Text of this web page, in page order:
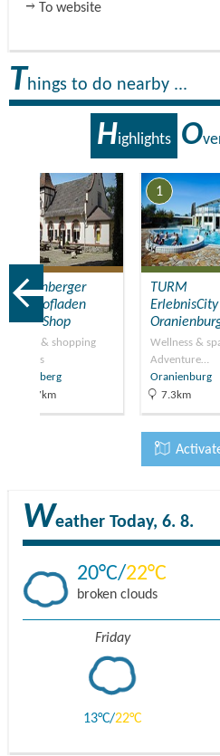
To website
Things to do nearby ...
Highlights O
Liebenberger
Gutshofladen
Farm Shop
Shops & shopping
centres
Liebenberg
22.7km
1
TURM
ErlebnisCity
Wellness &
Adventure…
Oranienburg
7.3km
Weather Today, 6. 8.
20 22
broken clouds
Friday
13 22